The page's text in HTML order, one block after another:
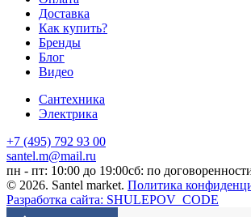
Оплата
Доставка
Как купить?
Бренды
Блог
Видео
Сантехника
Электрика
+7 (495) 792 93 00
santel.m@mail.ru
пн - пт: 10:00 до 19:00сб: по
© 2026. Santel market.Политика
Разработка сайта: SHULEPOV_CODE